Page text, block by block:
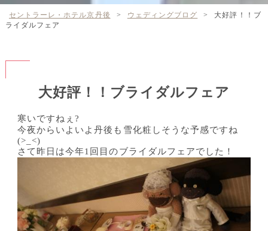
セントラーレ・ホテル京丹後 > ウェディングブログ >
大好評！！ブ
ライダルフェア
大好評！！ブライダルフェア
寒いですねぇ?
今夜からいよいよ丹後も雪化粧しそうな予感ですね
(>_<)
さて昨日は今年1回目のブライダルフェアでした！